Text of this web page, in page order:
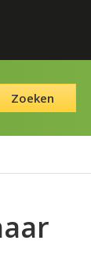
Zoeken